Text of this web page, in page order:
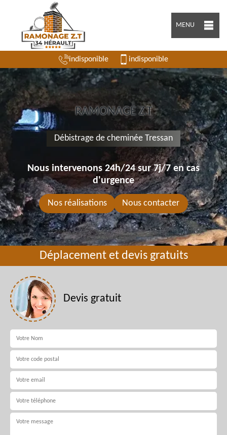
MENU
indisponible indisponible
RAMONAGE Z.T
Débistrage de cheminée Tressan
Nous intervenons 24h/24 sur 7j/7 en cas
d'urgence
Nos réalisations Nous contacter
Déplacement et devis gratuits
Devis gratuit